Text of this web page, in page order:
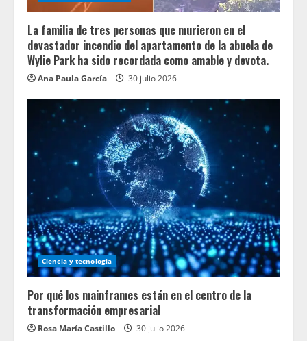
La familia de tres personas que murieron en el
devastador incendio del apartamento de la abuela de
Wylie Park ha sido recordada como amable y devota.
Ana Paula García 30 julio 2026
Ciencia y tecnologia
Por qué los mainframes están en el centro de la
transformación empresarial
Rosa María Castillo 30 julio 2026